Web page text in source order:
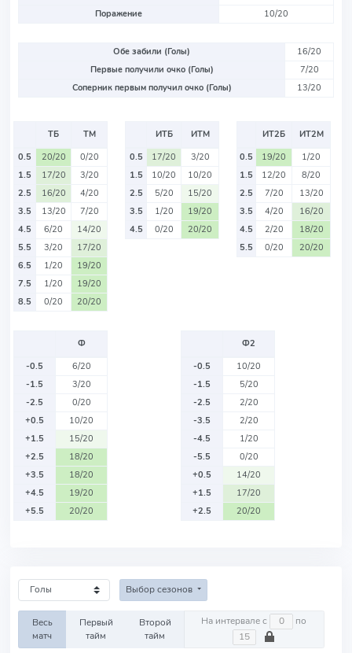
Поражение
10/20
Обе забили (Голы)
16/20
Первые получили очко (Голы)
7/20
Соперник первым получил очко (Голы)
13/20
ТБ
ТМ
0.5
20/20
0/20
1.5
17/20
3/20
2.5
16/20
4/20
3.5
13/20
7/20
4.5
6/20
14/20
5.5
3/20
17/20
6.5
1/20
19/20
7.5
1/20
19/20
8.5
0/20 20/20
ИТБ
ИТМ
0.5
17/20
3/20
1.5
10/20
10/20
2.5
5/20
15/20
3.5
1/20
19/20
4.5
0/20 20/20
ИТ2Б
ИТ2М
0.5
19/20
1/20
1.5
12/20
8/20
2.5
7/20
13/20
3.5
4/20
16/20
4.5
2/20
18/20
5.5
0/20 20/20
Ф
-0.5
6/20
-1.5
3/20
-2.5
0/20
+0.5
10/20
+1.5
15/20
+2.5
18/20
+3.5
18/20
+4.5
19/20
+5.5
20/20
Ф2
-0.5
10/20
-1.5
5/20
-2.5
2/20
-3.5
2/20
-4.5
1/20
-5.5
0/20
+0.5
14/20
+1.5
17/20
+2.5
20/20
Выбор сезонов
Весь
матч
Первый
тайм
Второй
тайм
На интервале с по